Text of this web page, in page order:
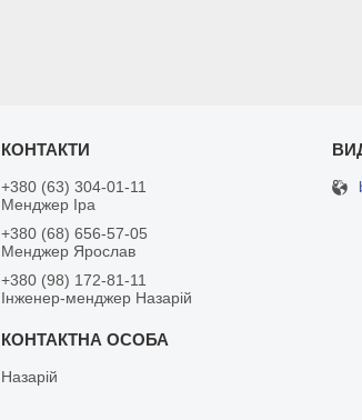
+380 (63) 304-01-11
Менджер Іра
+380 (68) 656-57-05
Менджер Ярослав
+380 (98) 172-81-11
Інженер-менджер Назарій
Назарій